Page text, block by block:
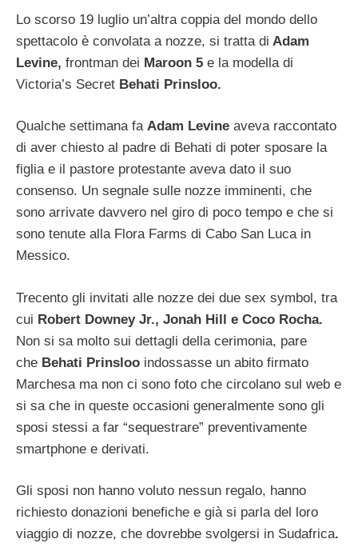
Lo scorso 19 luglio un’altra coppia del mondo dello
spettacolo è convolata a nozze, si tratta di Adam
Levine, frontman dei Maroon 5 e la modella di
Victoria’s Secret Behati Prinsloo.
Qualche settimana fa Adam Levine aveva raccontato
di aver chiesto al padre di Behati di poter sposare la
figlia e il pastore protestante aveva dato il suo
consenso. Un segnale sulle nozze imminenti, che
sono arrivate davvero nel giro di poco tempo e che si
sono tenute alla Flora Farms di Cabo San Luca in
Messico.
Trecento gli invitati alle nozze dei due sex symbol, tra
cui Robert Downey Jr., Jonah Hill e Coco Rocha.
Non si sa molto sui dettagli della cerimonia, pare
che Behati Prinsloo indossasse un abito firmato
Marchesa ma non ci sono foto che circolano sul web e
si sa che in queste occasioni generalmente sono gli
sposi stessi a far “sequestrare” preventivamente
smartphone e derivati.
Gli sposi non hanno voluto nessun regalo, hanno
richiesto donazioni benefiche e già si parla del loro
viaggio di nozze, che dovrebbe svolgersi in Sudafrica.